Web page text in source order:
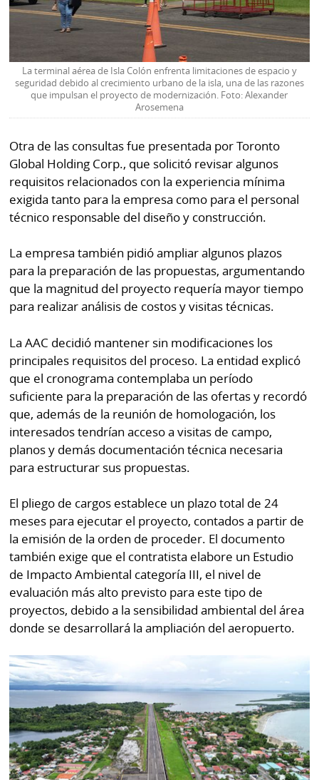
La terminal aérea de Isla Colón enfrenta limitaciones de espacio y
seguridad debido al crecimiento urbano de la isla, una de las razones
que impulsan el proyecto de modernización. Foto: Alexander
Arosemena
Otra de las consultas fue presentada por Toronto
Global Holding Corp., que solicitó revisar algunos
requisitos relacionados con la experiencia mínima
exigida tanto para la empresa como para el personal
técnico responsable del diseño y construcción.
La empresa también pidió ampliar algunos plazos
para la preparación de las propuestas, argumentando
que la magnitud del proyecto requería mayor tiempo
para realizar análisis de costos y visitas técnicas.
La AAC decidió mantener sin modificaciones los
principales requisitos del proceso. La entidad explicó
que el cronograma contemplaba un período
suficiente para la preparación de las ofertas y recordó
que, además de la reunión de homologación, los
interesados tendrían acceso a visitas de campo,
planos y demás documentación técnica necesaria
para estructurar sus propuestas.
El pliego de cargos establece un plazo total de 24
meses para ejecutar el proyecto, contados a partir de
la emisión de la orden de proceder. El documento
también exige que el contratista elabore un Estudio
de Impacto Ambiental categoría III, el nivel de
evaluación más alto previsto para este tipo de
proyectos, debido a la sensibilidad ambiental del área
donde se desarrollará la ampliación del aeropuerto.